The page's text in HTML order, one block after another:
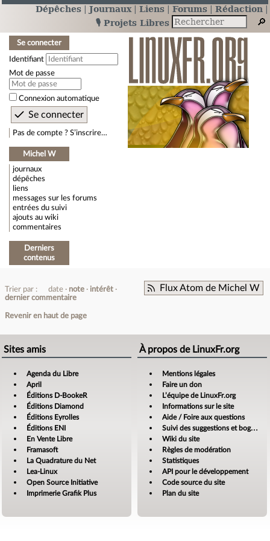
Dépêches Journaux Liens Forums
Rédaction
🎙️ Projets Libres
Se connecter
Identifiant
Mot de passe
Connexion automatique
Pas de compte ? S’inscrire…
Michel W
journaux
dépêches
liens
messages sur les forums
entrées du suivi
ajouts au wiki
commentaires
Derniers
contenus
Flux Atom de Michel W
Trier par : date note
intérêt
dernier commentaire
Revenir en haut de page
Sites amis
Agenda du Libre
April
Éditions D-BookeR
Éditions Diamond
Éditions Eyrolles
Éditions ENI
En Vente Libre
Framasoft
La Quadrature du Net
Lea-Linux
Open Source Initiative
Imprimerie Grafik Plus
À propos de LinuxFr.org
Mentions légales
Faire un don
L’équipe de LinuxFr.org
Informations sur le site
Aide / Foire aux questions
Suivi des suggestions et bogues
Wiki du site
Règles de modération
Statistiques
API pour le développement
Code source du site
Plan du site